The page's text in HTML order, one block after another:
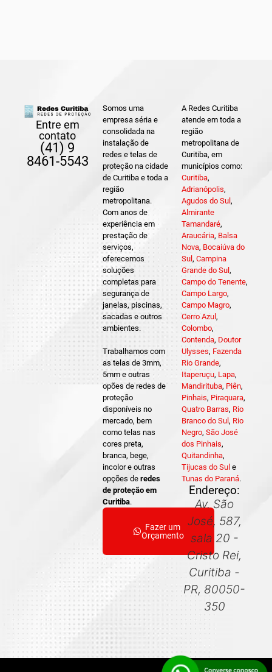
Entre em
contato
(41) 9
8461-5543
Somos uma
empresa séria e
consolidada na
instalação de
redes e telas de
proteção na cidade
de Curitiba e toda a
região
metropolitana.
Com anos de
experiência em
prestação de
serviços,
oferecemos
soluções
completas para
segurança de
janelas, piscinas,
sacadas e outros
ambientes.
Trabalhamos com
as telas de 3mm,
5mm e outras
opões de redes de
proteção
disponíveis no
mercado, bem
como telas nas
cores preta,
branca, bege,
incolor e outras
opções deredes
de proteção em
Curitiba.
Fazer um
Orçamento
A Redes Curitiba
atende em toda a
região
metropolitana de
Curitiba, em
municípios como:
Curitiba,
Adrianópolis,
Agudos do Sul ,
Almirante
Tamandaré,
Araucária, Balsa
Nova, Bocaiúva do
Sul , Campina
Grande do Sul ,
Campo do Tenente,
Campo Largo,
Campo Magro,
Cerro Azul ,
Colombo,
Contenda, Doutor
Ulysses, Fazenda
Rio Grande,
Itaperuçu, Lapa,
Mandirituba, Piên,
Pinhais, Piraquara,
Quatro Barras, Rio
Branco do Sul , Rio
Negro, São José
dos Pinhais,
Quitandinha,
Tijucas do Sul e
Tunas do Paraná.
Endereço:
Av. São
José, 587,
sala 20 -
Cristo Rei,
Curitiba -
PR, 80050-
350